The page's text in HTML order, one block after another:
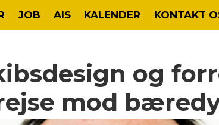
JOB AIS KALENDER KONTAKT
og
mod